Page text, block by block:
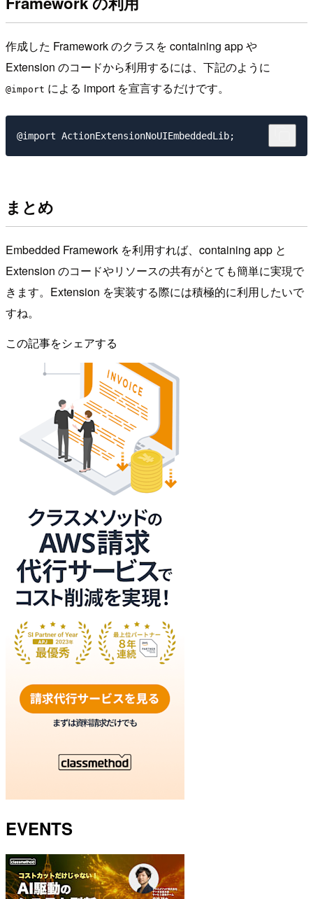
作成した Framework のクラスを containing app や
Extension のコードから利用するには、下記のように
@import による import を宣言するだけです。
まとめ
Embedded Framework を利用すれば、containing app と
Extension のコードやリソースの共有がとても簡単に実現で
きます。Extension を実装する際には積極的に利用したいで
すね。
この記事をシェアする
EVENTS